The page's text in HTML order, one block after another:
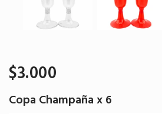
$3.000
Copa Champaña x 6